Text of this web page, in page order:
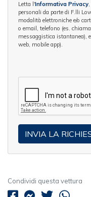
Letta l'Informativa Privacy
personali da parte di F.lli
modalità elettroniche e/o
o email, telefono (es.
messaggistica istantanea),
web, mobile app).
Condividi questa vettura